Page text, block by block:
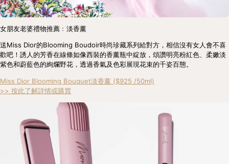
女朋友老婆禮物推薦﹕淡香薰
送Miss Dior的Blooming Boudoir時尚珍藏系列給對方，相信沒有女人會不喜
歡吧！誘人的芳香在線條如像西裝的香薰瓶中綻放，頌讚明亮粉紅色、柔嫩淡
紫色和蔚藍色的絢爛野花，透過香氣及色彩展現花束的千姿百態。
Miss Dior Blooming Bouquet淡香薰 ($925 /50ml)
>> 按此了解詳情或購買